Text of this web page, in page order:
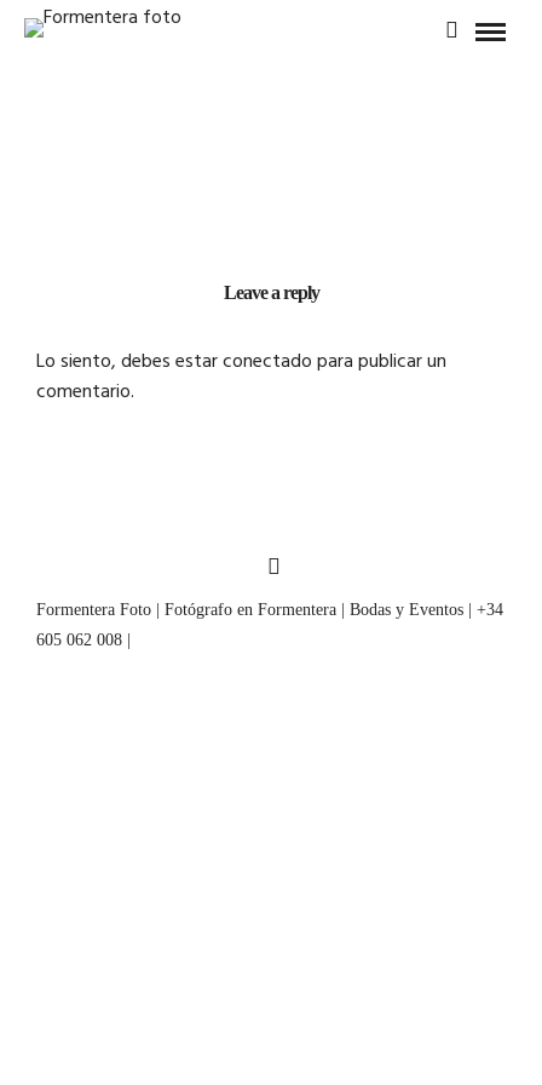
Leave a reply
Lo siento, debes estarconectadopara publicar un
comentario.
Formentera Foto | Fotógrafo en Formentera | Bodas y Eventos | +34
605 062 008 |